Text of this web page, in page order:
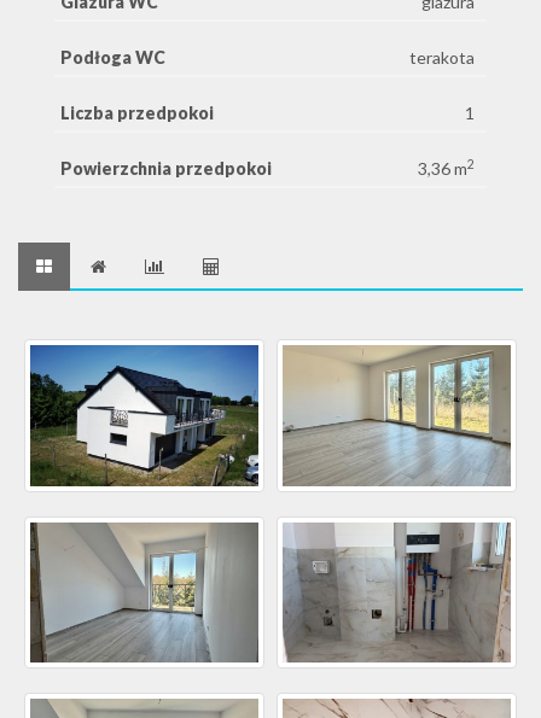
Podłoga WC terakota
Liczba przedpokoi 1
Powierzchnia przedpokoi 3,36 m2